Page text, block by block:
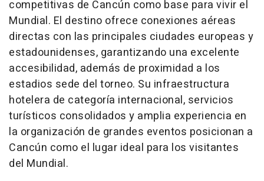
competitivas de Cancún como base para vivir el
Mundial. El destino ofrece conexiones aéreas
directas con las principales ciudades europeas y
estadounidenses, garantizando una excelente
accesibilidad, además de proximidad a los
estadios sede del torneo. Su infraestructura
hotelera de categoría internacional, servicios
turísticos consolidados y amplia experiencia en
la organización de grandes eventos posicionan a
Cancún como el lugar ideal para los visitantes
del Mundial.